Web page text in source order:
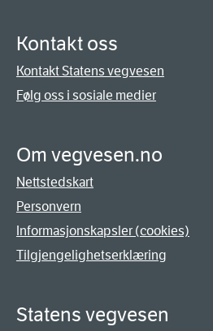
Kontakt oss
Kontakt Statens vegvesen
Følg oss i sosiale medier
Om vegvesen.no
Nettstedskart
Personvern
Informasjonskapsler (cookies)
Tilgjengelighetserklæring
Statens vegvesen